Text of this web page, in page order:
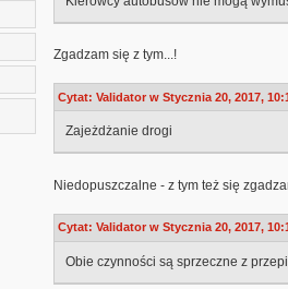
Zgadzam się z tym...!
Cytat: Validator w Stycznia 20, 2017,
Zajeżdżanie drogi
Niedopuszczalne - z tym też się
Cytat: Validator w Stycznia 20, 2017,
Obie czynności są sprzeczne z